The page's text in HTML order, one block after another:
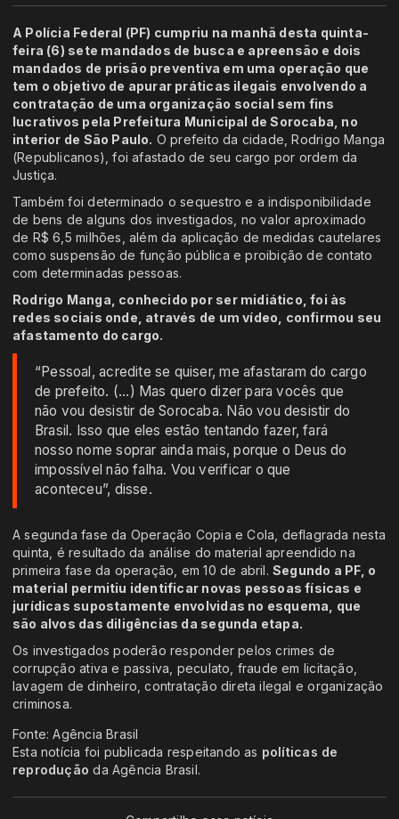
A Polícia Federal (PF) cumpriu na manhã desta quinta-
feira (6) sete mandados de busca e apreensão e dois
mandados de prisão preventiva em uma operação que
tem o objetivo de apurar práticas ilegais envolvendo a
contratação de uma organização social sem fins
lucrativos pela Prefeitura Municipal de Sorocaba, no
interior de São Paulo. O prefeito da cidade, Rodrigo Manga
(Republicanos), foi afastado de seu cargo por ordem da
Justiça.
Também foi determinado o sequestro e a indisponibilidade
de bens de alguns dos investigados, no valor aproximado
de R$ 6,5 milhões, além da aplicação de medidas cautelares
como suspensão de função pública e proibição de contato
com determinadas pessoas.
Rodrigo Manga, conhecido por ser midiático, foi às
redes sociais onde, através de um vídeo, confirmou seu
afastamento do cargo.
“Pessoal, acredite se quiser, me afastaram do cargo
de prefeito. (...) Mas quero dizer para vocês que
não vou desistir de Sorocaba. Não vou desistir do
Brasil. Isso que eles estão tentando fazer, fará
nosso nome soprar ainda mais, porque o Deus do
impossível não falha. Vou verificar o que
aconteceu”, disse.
A segunda fase da Operação Copia e Cola, deflagrada nesta
quinta, é resultado da análise do material apreendido na
primeira fase da operação, em 10 de abril.Segundo a PF, o
material permitiu identificar novas pessoas físicas e
jurídicas supostamente envolvidas no esquema, que
são alvos das diligências da segunda etapa.
Os investigados poderão responder pelos crimes de
corrupção ativa e passiva, peculato, fraude em licitação,
lavagem de dinheiro, contratação direta ilegal e organização
criminosa.
Fonte: Agência Brasil
Esta notícia foi publicada respeitando as políticas de
reprodução da Agência Brasil.